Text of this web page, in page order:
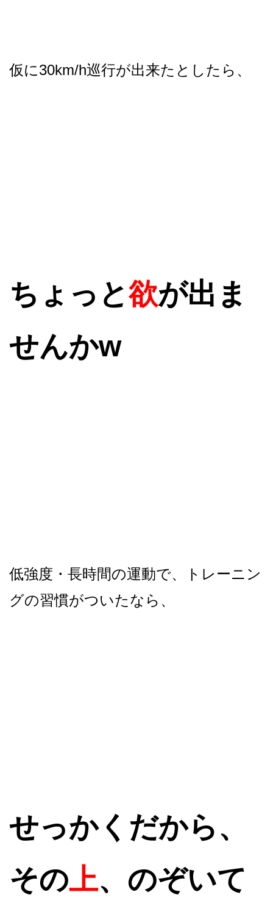
仮に30km/h巡行が出来たとしたら、
ちょっと欲が出ま
せんかw
低強度・長時間の運動で、トレーニン
グの習慣がついたなら、
せっかくだから、
その上、のぞいて